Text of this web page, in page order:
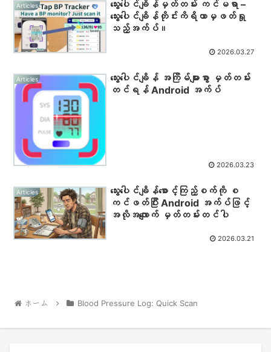
Articles
သွေးပေါင်ချိန်မှတ်တမ်း ကင်မရာ –
သွေးပေါင်ချိန်တိုင်းကိရိယာမှဖတ်ရှု
သည့်အက်ပ်။
2026.03.27
Articles
သွေးပေါင်ချိန် အကြိမ်များစွာ မှတ်တမ်း
တင်ရန် Android အက်ပ်
2026.03.23
Articles
သွေးပေါင်ချိန်စောင့်ကြည့်စက်ကို စ
ကင်ဖတ်ပြီး Android အက်ပ်ဖြင့်
အလိုအလျောက် မှတ်တမ်းတင်ပါ
2026.03.21
ホーム Blood Pressure Log: Quick Scan